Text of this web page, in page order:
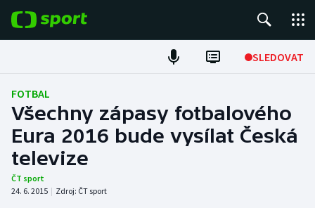
SLEDOVAT
Fotbal
Hokej
Tenis
Atletika
FOTBAL
Všechny zápasy fotbalového
Eura 2016 bude vysílat Česká
televize
ČT sport
24. 6. 2015 | Zdroj: ČT sport